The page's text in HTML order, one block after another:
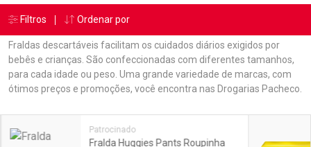
Ir direto para a ajuda
Ir direto para a notificações
Ir direto para o carrinho
Ir direto para o menu
Breadcrumb
Drogarias Pacheco Fraldas
Fraldas descartáveis facilitam os cuidados diários exigidos por
bebês e crianças. São confeccionadas com diferentes tamanhos,
para cada idade ou peso. Uma grande variedade de marcas, com
ótimos preços e promoções, você encontra nas Drogarias Pacheco.
Linkagens Internas em Destaque
Promoções em Destaque
Patrocinado
Fralda Huggies Pants Roupinha
Âncoras
Filtros Ordenar por